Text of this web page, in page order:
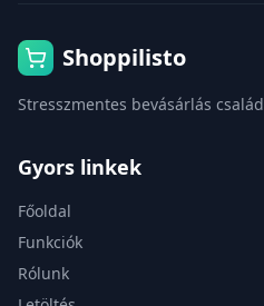
Shoppilisto
Stresszmentes bevásárlás
Gyors linkek
Főoldal
Funkciók
Rólunk